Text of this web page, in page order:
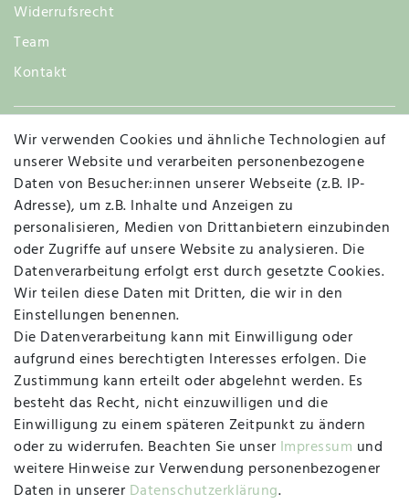
Widerrufsrecht
Team
Kontakt
Widerruf
Vertrag widerrufen Kontakt
MAPALI VOR ORT
Herzogstraße 10
47533 Kleve
Montag, Dienstag, Donnerstag, Freitag
09:00 Uhr bis 13:00 Uhr
Mittwoch
09:00 Uhr bis 12:00 Uhr
Wir verwenden Cookies und ähnliche Technologien auf
unserer Website und verarbeiten personenbezogene
Daten von Besucher:innen unserer Webseite (z.B. IP-
Adresse), um z.B. Inhalte und Anzeigen zu
personalisieren, Medien von Drittanbietern einzubinden
oder Zugriffe auf unsere Website zu analysieren. Die
Datenverarbeitung erfolgt erst durch gesetzte Cookies.
Wir teilen diese Daten mit Dritten, die wir in den
Einstellungen benennen.
Die Datenverarbeitung kann mit Einwilligung oder
aufgrund eines berechtigten Interesses erfolgen. Die
Zustimmung kann erteilt oder abgelehnt werden. Es
besteht das Recht, nicht einzuwilligen und die
Einwilligung zu einem späteren Zeitpunkt zu ändern
oder zu widerrufen. Beachten Sie unser Impressum und
weitere Hinweise zur Verwendung personenbezogener
Daten in unserer Daten­schutz­erklärung.